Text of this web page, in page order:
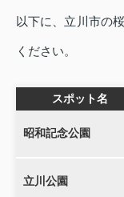
以下に、立川市の
ください。
スポット名
昭和記念公園
立川公園